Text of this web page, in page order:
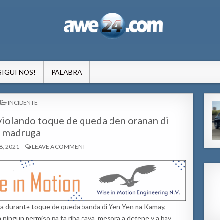
NOS! PALABRA
POSTED
IN
INCIDENTE
toque de queda den oranan di
madruga
2021 LEAVE A COMMENT
durante toque de queda banda di Yen Yen na Kamay,
permiso pa ta riba caya, mesora a detene y a bay